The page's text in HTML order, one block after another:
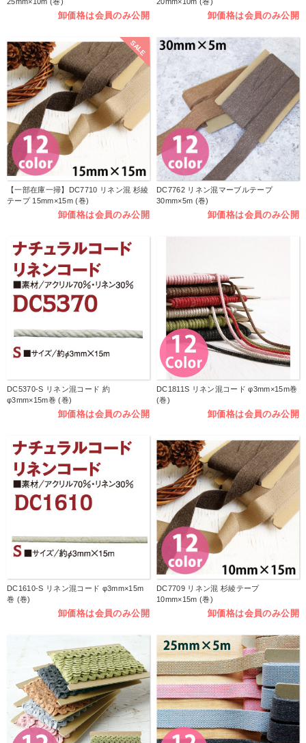
卸価格は会員のみ公開 卸価格は会員のみ公開
SALE
【一部在庫一掃】DC7710 リネン混 杉綾
テープ 15mm×15m (巻)
卸価格は会員のみ公開
DC7762 リネン混マーブルテープ
30mm×5m (巻)
卸価格は会員のみ公開
DC5370-S リネン混コード 約
φ3mm×15m巻 (巻)
卸価格は会員のみ公開
DC1811S リネン混コード φ3mm×15m巻
(巻)
卸価格は会員のみ公開
DC1610-S リネン混コード φ3mm×15m
巻 (巻)
卸価格は会員のみ公開
DC7709 リネン混 杉綾テープ
10mm×15m (巻)
卸価格は会員のみ公開